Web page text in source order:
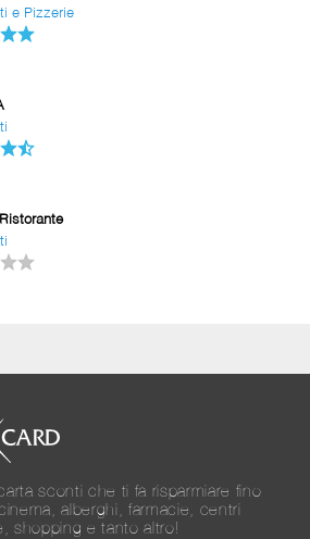
e Pizzerie
sconti che ti fa risparmiare fino
alberghi, farmacie, centri
shopping e tanto altro!